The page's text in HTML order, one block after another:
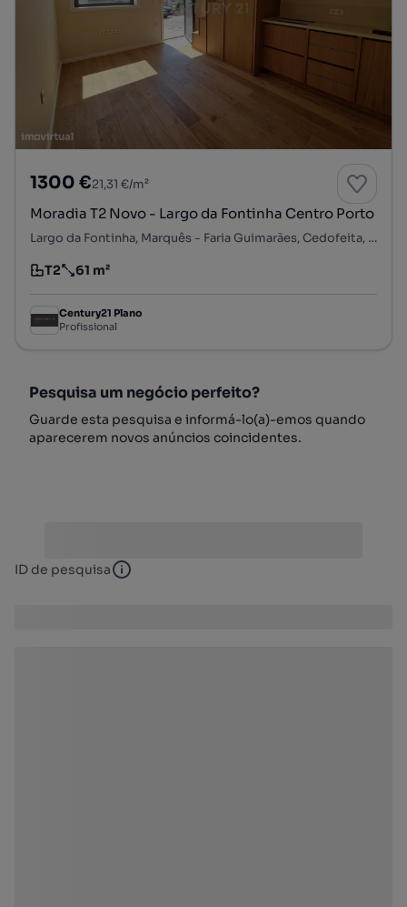
1300 €21,31 €/m²
Moradia T2 Novo - Largo da Fontinha Centro Porto
Largo da Fontinha, Marquês - Faria Guimarães, Cedofeita, Ildefonso, Sé, Miragaia, Nicolau, Vitória, Porto, Porto
Tipologia
T2
Preço por metro quadrado
61 m²
Century21 Plano
Profissional
Pesquisa um negócio perfeito?
Guarde esta pesquisa e informá-lo(a)-emos quando
aparecerem novos anúncios coincidentes.
ID de pesquisa ID de pesquisa